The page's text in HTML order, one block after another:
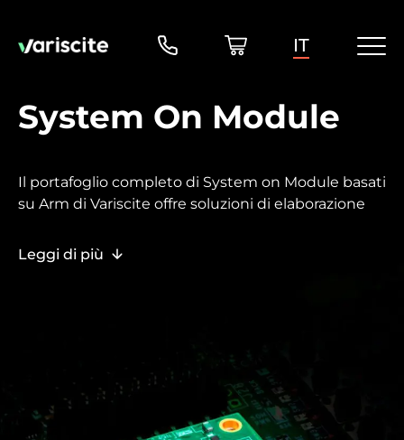
IT
System On Module
Il portafoglio completo di System on Module basati
su Arm di Variscite offre soluzioni di elaborazione
piattaforme entry-level più economiche ai sistemi
ad alte prestazioni.
Leggi di più